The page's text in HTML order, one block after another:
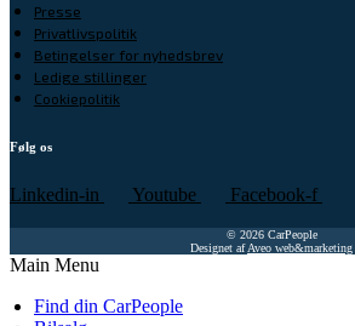
Presse
Privatlivspolitik
Betingelser for nyhedsbrev
Ledige stillinger
Cookiepolitik
Følg os
Linkedin-in Youtube Facebook-f
© 2026 CarPeople
Designet afAveo web&marketing
Main Menu
Find din CarPeople